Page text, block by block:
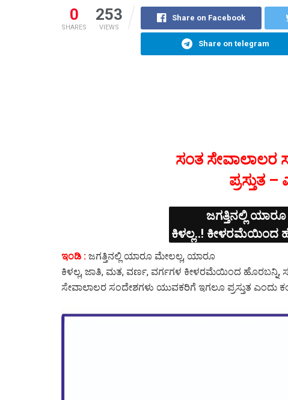
0
SHARES
253
VIEWS
Share on Facebook
Share on telegram
ಸಂತ ಸೇವಾಲಾಲರ
ಪ್ರಸ್ತುತ
ಜಗತ್ತಿನಲ್ಲಿ
ಕಿಳಲ್ಲ..! ಕೀಳರಮೆಯಿಂದ
ಇಂಡಿ : ಜಗತ್ತಿನಲ್ಲಿ ಯಾರೂ ಮೇಲಲ್ಲ, ಯಾರೂ
ಕಿಳಲ್ಲ, ಜಾತಿ, ಮತ, ವರ್ಣ, ವರ್ಗಗಳ ಕೀಳರಮೆಯಿಂದ ಹೊರಬನ್ನಿ,
ಸೇವಾಲಾಲರ ಸಂದೇಶಗಳು ಯುವಕರಿಗೆ ಇಗಲೂ ಪ್ರಸ್ತುತ